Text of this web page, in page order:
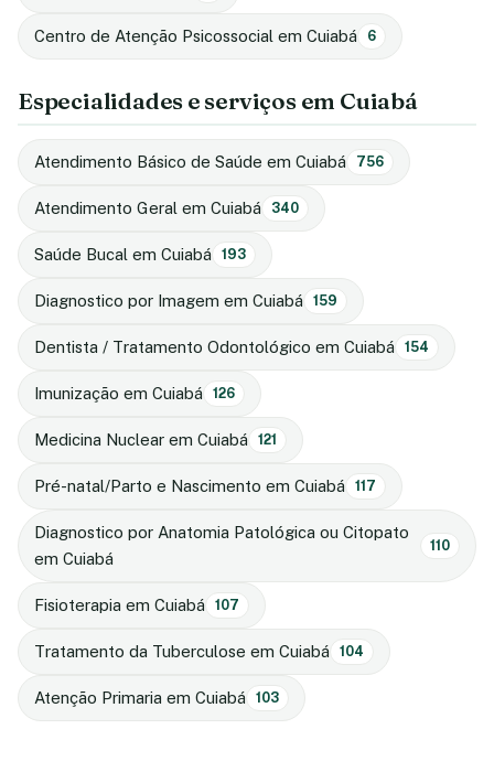
Centro de Atenção Psicossocial em Cuiabá 6
Especialidades e serviços em Cuiabá
Atendimento Básico de Saúde em Cuiabá 756
Atendimento Geral em Cuiabá 340
Saúde Bucal em Cuiabá 193
Diagnostico por Imagem em Cuiabá 159
Dentista / Tratamento Odontológico em Cuiabá 154
Imunização em Cuiabá 126
Medicina Nuclear em Cuiabá 121
Pré-natal/Parto e Nascimento em Cuiabá 117
Diagnostico por Anatomia Patológica ou Citopato
em Cuiabá
110
Fisioterapia em Cuiabá 107
Tratamento da Tuberculose em Cuiabá 104
Atenção Primaria em Cuiabá 103